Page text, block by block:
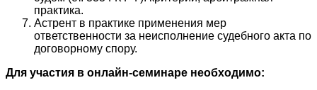
практика.
Астрент в практике применения мер
ответственности за неисполнение судебного акта по
договорному спору.
Для участия в онлайн-семинаре необходимо: